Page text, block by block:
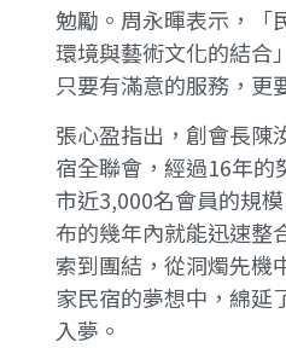
勉勵。周永暉表示，「
環境與藝術文化的結合
只要有滿意的服務，更
張心盈指出，創會長陳
宿全聯會，經過16年的
市近3,000名會員的規
布的幾年內就能迅速整
索到團結，從洞燭先機
家民宿的夢想中，綿延
入夢。